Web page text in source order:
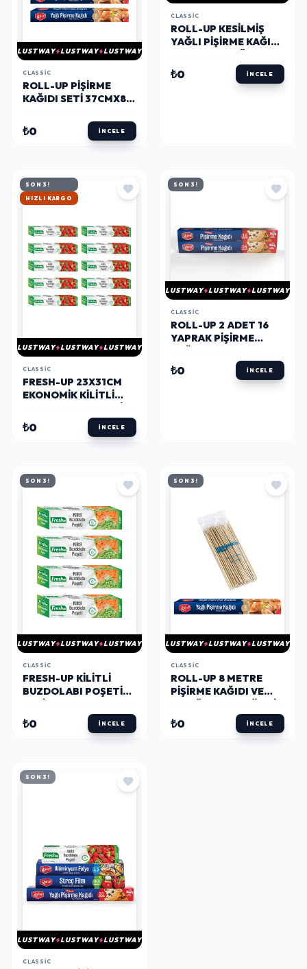
LUSTWAY LUSTWAY LUSTWAY
CLASSIC
ROLL-UP PIŞIRME
KAĞIDI SETI 37CMX8M
₺0 İNCELE
CLASSIC
ROLL-UP KESILMIŞ
YAĞLI PIŞIRME KAĞIDI
SET
₺0 İNCELE
SON 3!
HIZLI KARGO
LUSTWAY LUSTWAY LUSTWAY
CLASSIC
FRESH-UP 23X31CM
EKONOMIK KILITLI
80 ADET
₺0 İNCELE
SON 3!
LUSTWAY LUSTWAY LUSTWAY
CLASSIC
ROLL-UP 2 ADET 16
YAPRAK PIŞIRME
₺0 İNCELE
SON 3!
LUSTWAY LUSTWAY LUSTWAY
CLASSIC
FRESH-UP KILITLI
BUZDOLABI POŞETI
ADET
₺0 İNCELE
SON 3!
LUSTWAY LUSTWAY LUSTWAY
CLASSIC
ROLL-UP 8 METRE
PIŞIRME KAĞIDI VE
SET
₺0 İNCELE
SON 3!
LUSTWAY LUSTWAY LUSTWAY
CLASSIC